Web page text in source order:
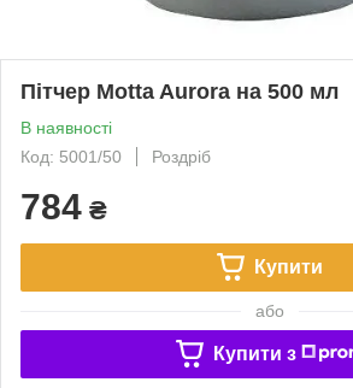
Пітчер Motta Aurora на 500 мл
В наявності
Код: 5001/50
Роздріб
784 ₴
Купити
або
Купити з